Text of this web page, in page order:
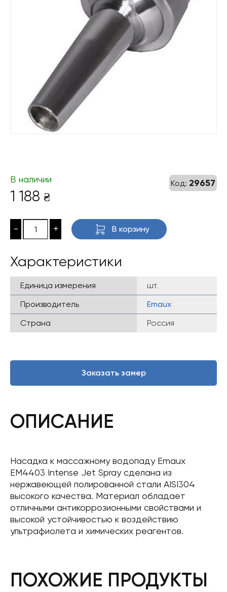
Код: 29657
В наличии
1 188 ₴
- + В корзину
Характеристики
Единица измерения
шт.
Производитель
Emaux
Страна
Россия
Заказать замер
ОПИСАНИЕ
Насадка к массажному водопаду Emaux
EM4403 Intense Jet Spray сделана из
нержавеющей полированной стали AISI304
высокого качества. Материал обладает
отличными антикоррозионными свойствами и
высокой устойчивостью к воздействию
ультрафиолета и химических реагентов.
ПОХОЖИЕ ПРОДУКТЫ